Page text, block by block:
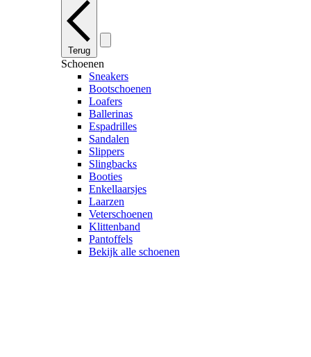
Terug
Schoenen
Sneakers
Bootschoenen
Loafers
Ballerinas
Espadrilles
Sandalen
Slippers
Slingbacks
Booties
Enkellaarsjes
Laarzen
Veterschoenen
Klittenband
Pantoffels
Bekijk alle schoenen